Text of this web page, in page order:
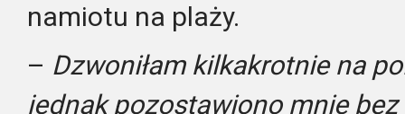
namiotu na plaży.
– Dzwoniłam kilkakrotnie na
jednak pozostawiono mnie